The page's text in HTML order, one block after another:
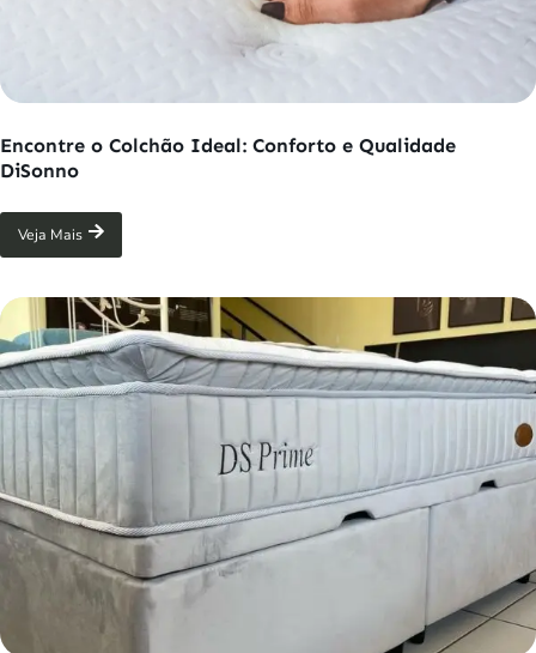
Encontre o Colchão Ideal: Conforto e Qualidade
DiSonno
Veja Mais